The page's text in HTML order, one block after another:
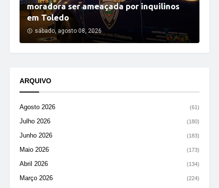
moradora ser ameaçada por inquilinos
em Toledo
sábado, agosto 08, 2026
ARQUIVO
Agosto 2026 (61)
Julho 2026 (180)
Junho 2026 (183)
Maio 2026 (173)
Abril 2026 (134)
Março 2026 (224)